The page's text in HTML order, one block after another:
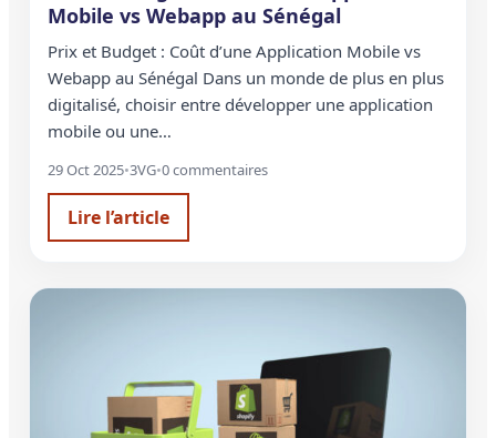
Mobile vs Webapp au Sénégal
Prix et Budget : Coût d’une Application Mobile vs
Webapp au Sénégal Dans un monde de plus en plus
digitalisé, choisir entre développer une application
mobile ou une…
29 Oct 2025•3VG•0 commentaires
Lire l’article